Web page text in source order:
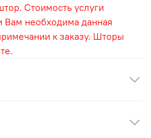
Стоимость услуги
Вам необходима данная
к заказу. Шторы